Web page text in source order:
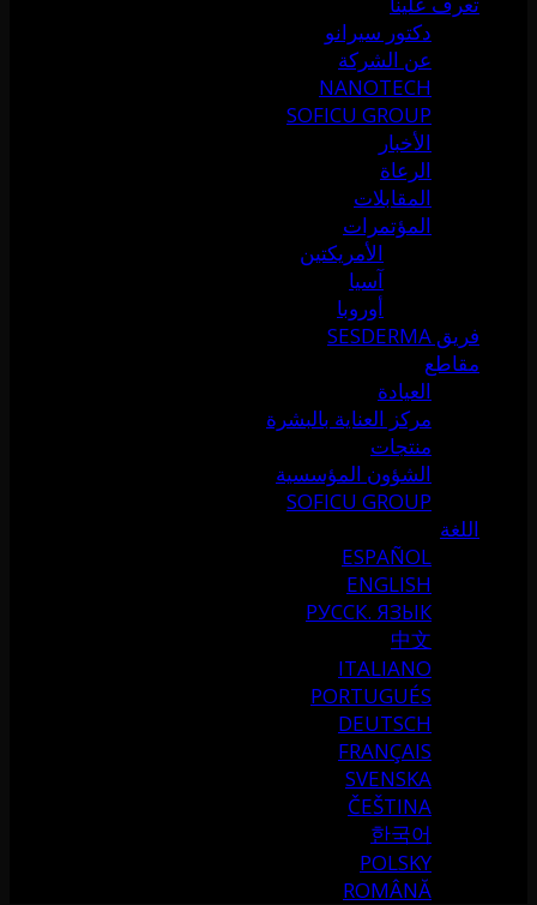
دكتور سيرانو
عن الشركة
NANOTECH
SOFICU GROUP
الأخبار
الرعاة
المقابلات
المؤتمرات
الأمريكتين
آسيا
أوروبا
فريق SESDERMA
مقاطع
العيادة
مركز العناية بالبشرة
منتجات
الشؤون المؤسسية
SOFICU GROUP
اللغة
ESPAÑOL
ENGLISH
РУССК. ЯЗЫК
中文
ITALIANO
PORTUGUÉS
DEUTSCH
FRANÇAIS
SVENSKA
ČEŠTINA
한국어
POLSKY
ROMÂNĂ